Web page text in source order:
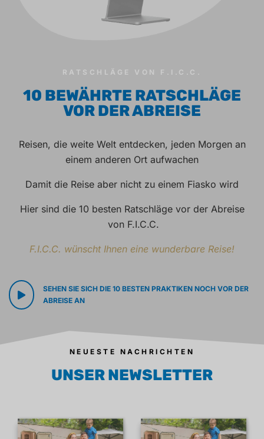
RATSCHLÄGE VON F.I.C.C.
10 BEWÄHRTE RATSCHLÄGE
VOR DER ABREISE
Reisen, die weite Welt entdecken, jeden Morgen an
einem anderen Ort aufwachen
Damit die Reise aber nicht zu einem Fiasko wird
Hier sind die 10 besten Ratschläge vor der Abreise
von F.I.C.C.
F.I.C.C. wünscht Ihnen eine wunderbare Reise!
SEHEN SIE SICH DIE 10 BESTEN PRAKTIKEN NOCH VOR DER
ABREISE AN
NEUESTE NACHRICHTEN
UNSER NEWSLETTER